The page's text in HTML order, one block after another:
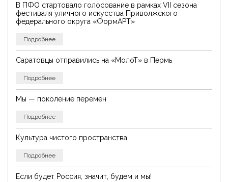
В ПФО стартовало голосование в рамках VII сезона
фестиваля уличного искусства Приволжского
федерального округа «ФормАРТ»
Подробнее
Саратовцы отправились на «МолоТ» в Пермь
Подробнее
Мы — поколение перемен
Подробнее
Культура чистого пространства
Подробнее
Если будет Россия, значит, будем и мы!